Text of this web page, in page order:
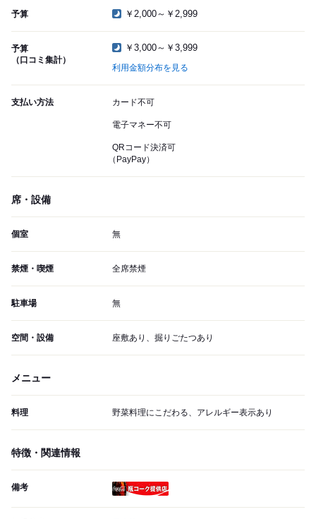
予算 ￥2,000～￥2,999
予算
（口コミ集計）
￥3,000～￥3,999
利用金額分布を見る
支払い方法 カード不可
電子マネー不可
QRコード決済可
（PayPay）
席・設備
個室 無
禁煙・喫煙 全席禁煙
駐車場 無
空間・設備 座敷あり、掘りごたつあり
メニュー
料理 野菜料理にこだわる、アレルギー表示あり
特徴・関連情報
備考